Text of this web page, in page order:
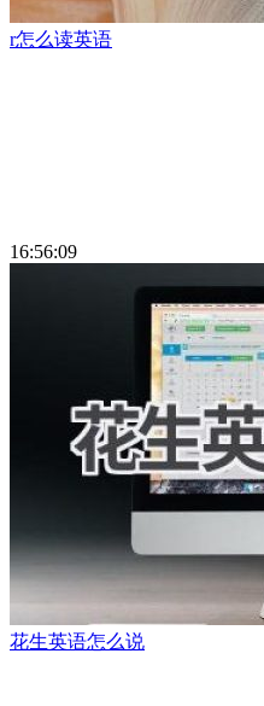
r怎么读英语
16:56:09
花生英语怎么说